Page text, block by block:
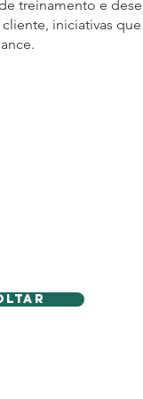
treinamento e
iniciativas